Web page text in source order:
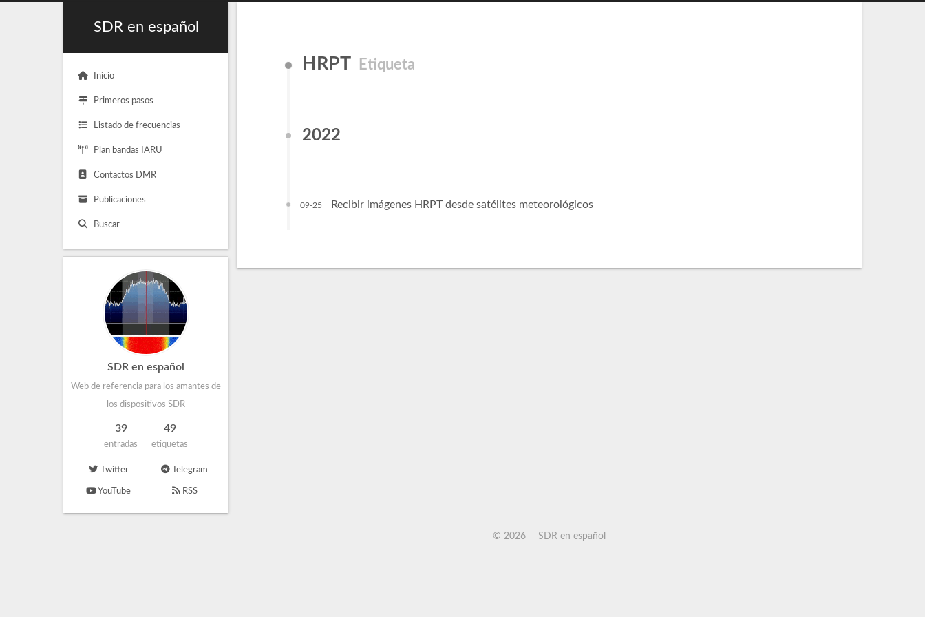
SDR en español
Inicio
Primeros pasos
Listado de frecuencias
Plan bandas IARU
Contactos DMR
Publicaciones
Buscar
SDR en español
Web de referencia para los amantes de
los dispositivos SDR
39
entradas
49
etiquetas
Twitter Telegram
YouTube RSS
HRPT Etiqueta
2022
09-25 Recibir imágenes HRPT desde satélites meteorológicos
© 2026 SDR en español